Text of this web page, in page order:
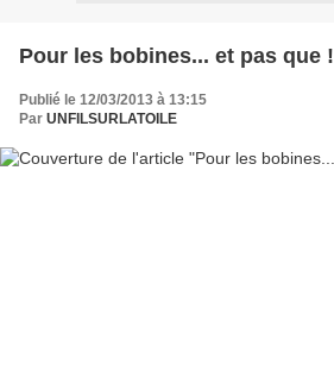
Pour les bobines... et pas que !
Publié le 12/03/2013 à 13:15
Par UNFILSURLATOILE